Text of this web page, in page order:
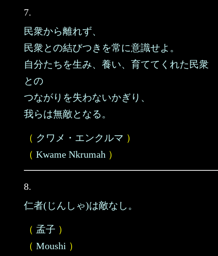
7.
民衆から離れず、
民衆との結びつきを常に意識せよ。
自分たちを生み、養い、育ててくれた民衆
との
つながりを失わないかぎり、
我らは無敵となる。
（ クワメ・エンクルマ ）
（ Kwame Nkrumah ）
8.
仁者(じんしゃ)は敵なし。
（ 孟子 ）
（ Moushi ）